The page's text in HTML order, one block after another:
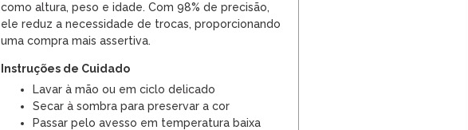
como altura, peso e idade. Com 98% de precisão,
ele reduz a necessidade de trocas, proporcionando
uma compra mais assertiva.
Instruções de Cuidado
Lavar à mão ou em ciclo delicado
Secar à sombra para preservar a cor
Passar pelo avesso em temperatura baixa